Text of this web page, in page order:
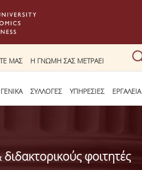
ΜΑΣ Η ΓΝΩΜΗ ΣΑΣ ΜΕΤΡΑΕΙ
ΓΕΝΙΚΑ ΣΥΛΛΟΓΕΣ ΥΠΗΡΕΣΙΕΣ ΕΡΓΑΛΕΙΑ
φοιτητές